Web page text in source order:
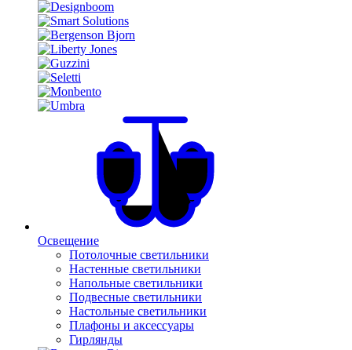
Освещение
Потолочные светильники
Настенные светильники
Напольные светильники
Подвесные светильники
Настольные светильники
Плафоны и аксессуары
Гирлянды